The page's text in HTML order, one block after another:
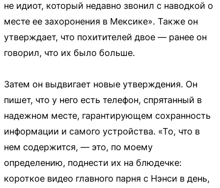
не идиот, который недавно звонил с наводкой о
месте ее захоронения в Мексике». Также он
утверждает, что похитителей двое — ранее он
говорил, что их было больше.
Затем он выдвигает новые утверждения. Он
пишет, что у него есть телефон, спрятанный в
надежном месте, гарантирующем сохранность
информации и самого устройства. «То, что в
нем содержится, — это, по моему
определению, поднести их на блюдечке:
короткое видео главного парня с Нэнси в день,